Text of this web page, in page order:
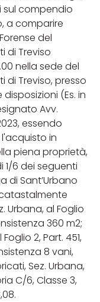
compendio
a comparire
del
di Treviso
nella sede del
di Treviso, presso
(Es. in
Avv.
essendo
in
piena proprietà,
6 dei seguenti
di Sant’Urbano
catastalmente
Urbana, al Foglio
360 m2;
2, Part. 451,
8 vani,
Sez. Urbana,
C/6, Classe 3,